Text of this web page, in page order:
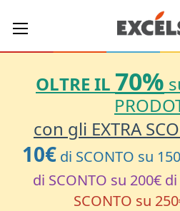
OLTRE IL 70%
con gli EXTRA
10€ di SCONTO su
di SCONTO su 200€ di
SCONTO su